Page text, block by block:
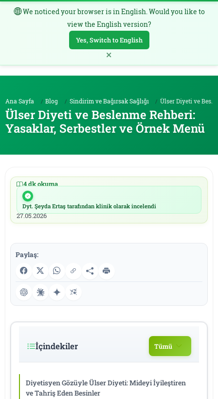
We noticed your browser is in English. Would you like to
view the English version?
Yes, Switch to English
×
TR
Ana Sayfa Blog Sindirim ve Bağırsak Sağlığı Ülser Diyeti ve Beslenme Rehberi: Yasaklar, Serbes...
Ülser Diyeti ve Beslenme Rehberi:
Yasaklar, Serbestler ve Örnek Menü
4 dk okuma
12.01.2026
27.05.2026
Dyt. Şeyda Ertaş tarafından klinik olarak incelendi
Paylaş:
İçindekiler Tümü
Diyetisyen Gözüyle Ülser Diyeti: Mideyi İyileştiren
ve Tahriş Eden Besinler